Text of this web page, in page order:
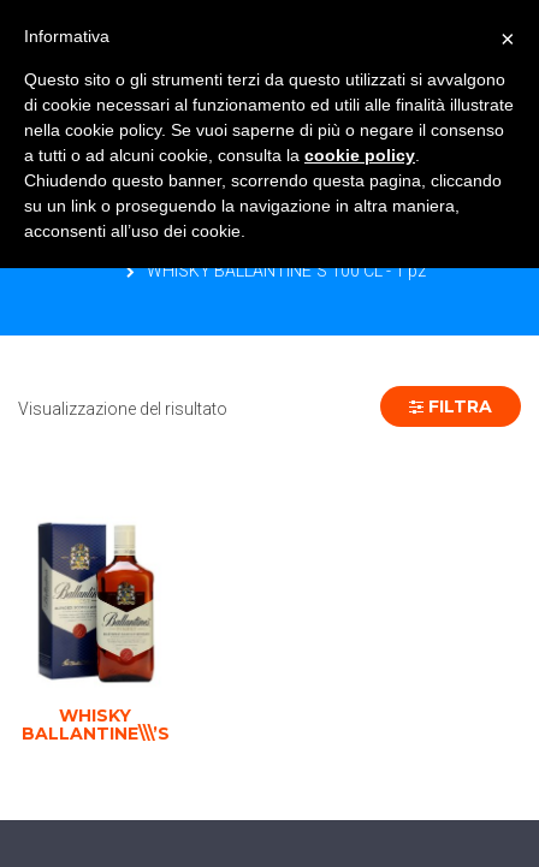
WHISKY BALLANTINE´S 100 CL - 1 PZ
Home
Prodotto Formato
WHISKY BALLANTINE´S 100 CL - 1 pz
Visualizzazione del risultato FILTRA
WHISKY
BALLANTINE\\\’S
×
Informativa
Questo sito o gli strumenti terzi da questo utilizzati si avvalgono
di cookie necessari al funzionamento ed utili alle finalità illustrate
nella cookie policy. Se vuoi saperne di più o negare il consenso
a tutti o ad alcuni cookie, consulta la cookie policy
Chiudendo questo banner, scorrendo questa pagina, cliccando
su un link o proseguendo la navigazione in altra maniera,
acconsenti all’uso dei cookie.